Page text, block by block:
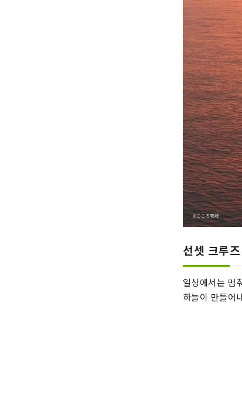
선셋 크루즈
일상에서는 멈
하늘이 만들어